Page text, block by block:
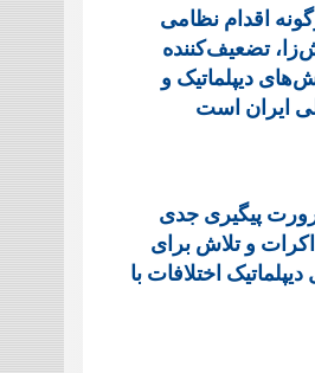
اقدام نظامی
تضعیف‌کننده
دیپلماتیک و
ایران است
پیگیری جدی
و تلاش برای
اختلافات با